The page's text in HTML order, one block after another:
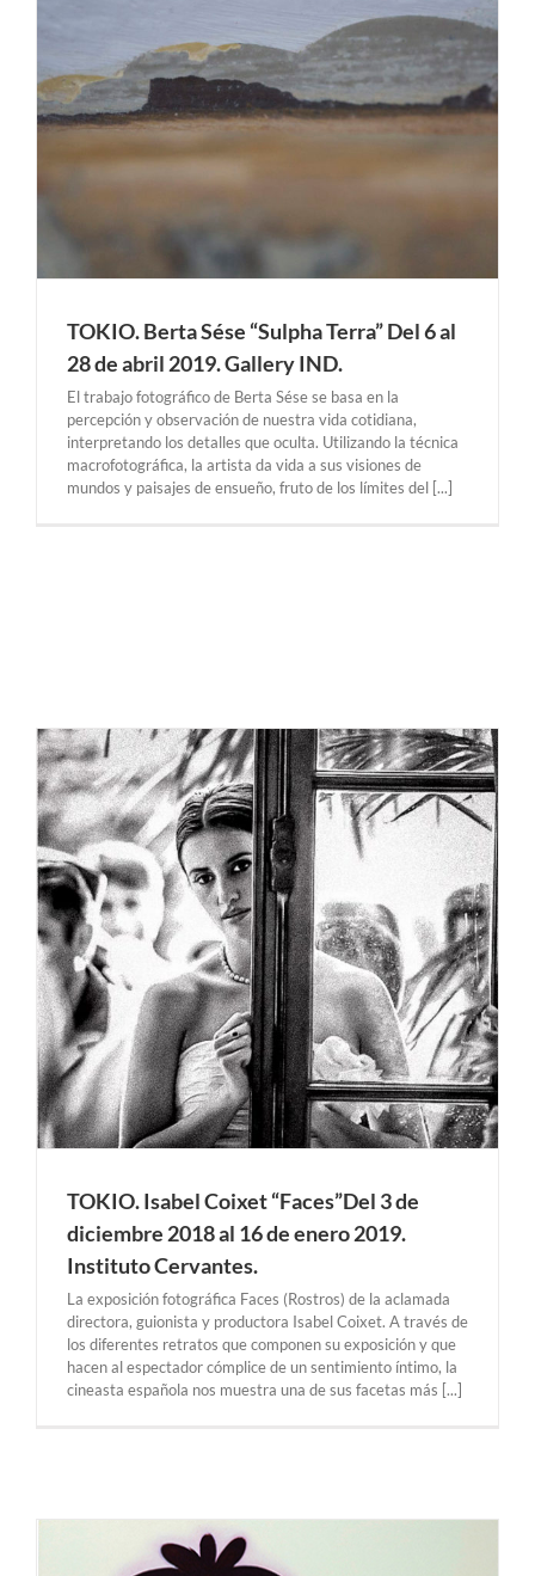
TOKIO. Berta Sése “Sulpha Terra” Del 6 al
28 de abril 2019. Gallery IND.
El trabajo fotográfico de Berta Sése se basa en la
percepción y observación de nuestra vida cotidiana,
interpretando los detalles que oculta. Utilizando la técnica
macrofotográfica, la artista da vida a sus visiones de
mundos y paisajes de ensueño, fruto de los límites del [...]
TOKIO. Isabel Coixet “Faces”Del 3 de
diciembre 2018 al 16 de enero 2019.
Instituto Cervantes.
La exposición fotográfica Faces (Rostros) de la aclamada
directora, guionista y productora Isabel Coixet. A través de
los diferentes retratos que componen su exposición y que
hacen al espectador cómplice de un sentimiento íntimo, la
cineasta española nos muestra una de sus facetas más [...]